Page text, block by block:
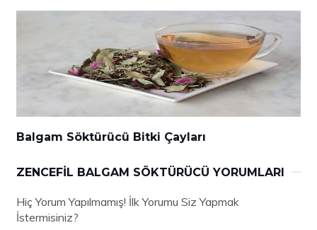
Balgam Söktürücü Bitki Çayları
ZENCEFIL BALGAM SÖKTÜRÜCÜ YORUMLARI
Hiç Yorum Yapılmamış! İlk Yorumu Siz Yapmak
İstermisiniz?